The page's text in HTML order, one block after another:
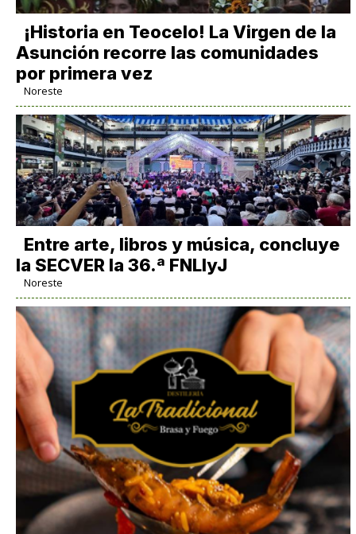
​¡Historia en Teocelo! La Virgen de la
Asunción recorre las comunidades
por primera vez
Noreste
Entre arte, libros y música, concluye
la SECVER la 36.ª FNLIyJ
Noreste